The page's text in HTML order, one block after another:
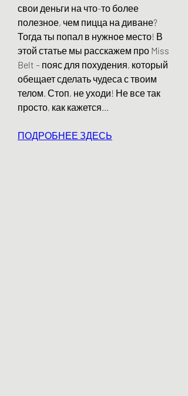
свои деньги на что-то более
полезное, чем пицца на диване?
Тогда ты попал в нужное место! В
этой статье мы расскажем про Miss
Belt – пояс для похудения, который
обещает сделать чудеса с твоим
телом. Стоп, не уходи! Не все так
просто, как кажется...
ПОДРОБНЕЕ ЗДЕСЬ